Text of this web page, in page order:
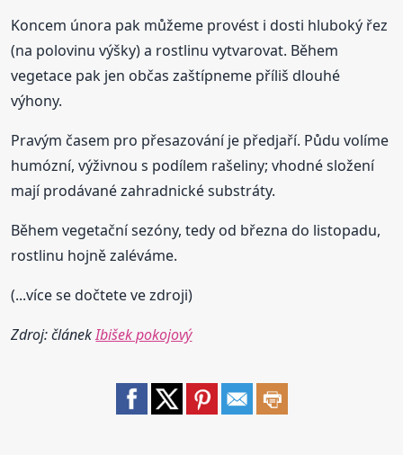
Koncem února pak můžeme provést i dosti hluboký řez
(na polovinu výšky) a rostlinu vytvarovat. Během
vegetace pak jen občas zaštípneme příliš dlouhé
výhony.
Pravým časem pro přesazování je předjaří. Půdu volíme
humózní, výživnou s podílem rašeliny; vhodné složení
mají prodávané zahradnické substráty.
Během vegetační sezóny, tedy od března do listopadu,
rostlinu hojně zaléváme.
(...více se dočtete ve zdroji)
Zdroj: článekIbišek pokojový